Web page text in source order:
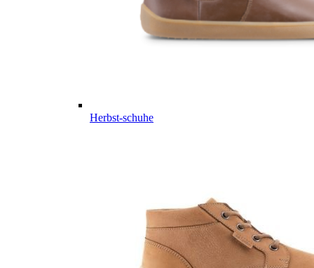
Herbst-schuhe